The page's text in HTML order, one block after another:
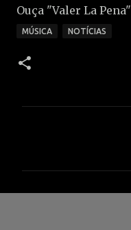
Ouça "Valer La Pena"
MÚSICA NOTÍCIAS